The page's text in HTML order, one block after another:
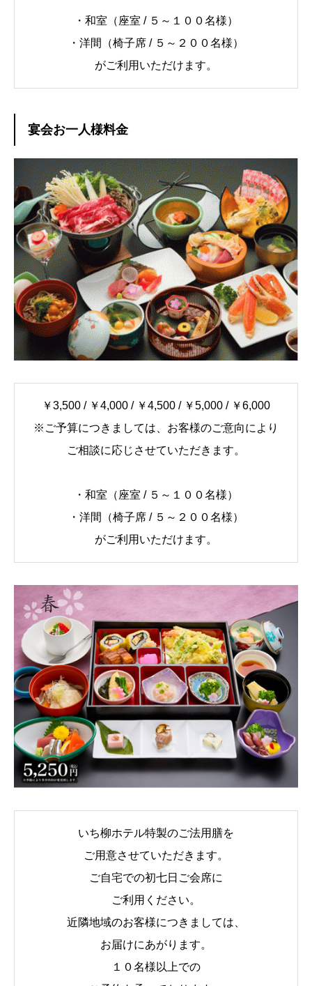
・和室（座室 / ５～１００名様）
・洋間（椅子席 / ５～２００名様）
がご利用いただけます。
宴会お一人様料金
￥3,500 / ￥4,000 / ￥4,500 / ￥5,000 / ￥6,000
※ご予算につきましては、お客様のご意向により
ご相談に応じさせていただきます。
・和室（座室 / ５～１００名様）
・洋間（椅子席 / ５～２００名様）
がご利用いただけます。
いち柳ホテル特製のご法用膳を
ご用意させていただきます。
ご自宅での初七日ご会席に
ご利用ください。
近隣地域のお客様につきましては、
お届けにあがります。
１０名様以上での